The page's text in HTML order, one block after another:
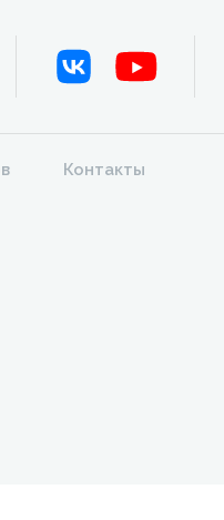
Контакты